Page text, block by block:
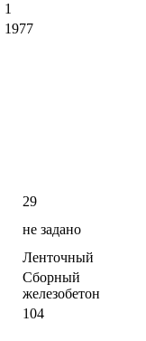
1
1977
29
не задано
Ленточный
Сборный
железобетон
104